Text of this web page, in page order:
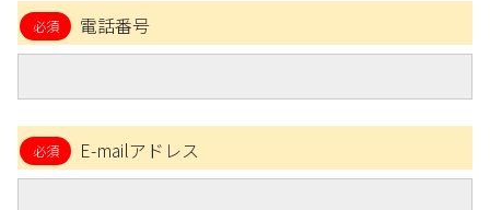
電話番号
E-mailアドレス